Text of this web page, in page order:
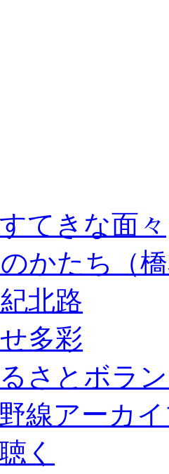
てきな面々
かたち（
北路
多彩
さとボラ
線アーカ
く